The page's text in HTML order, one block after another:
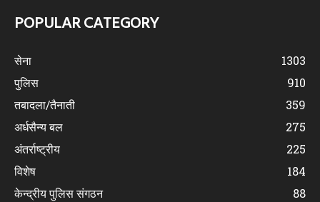
POPULAR CATEGORY
सेना
1303
पुलिस
910
तबादला/तैनाती
359
अर्धसैन्य बल
275
अंतर्राष्ट्रीय
225
विशेष
184
केन्द्रीय पुलिस संगठन
88